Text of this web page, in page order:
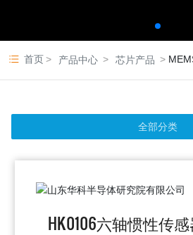
首页 产品中心 芯片产品
全部分类
HK0106六轴惯性传